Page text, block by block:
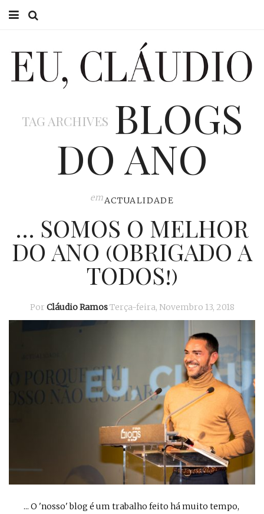
EU CLÁUDIO
EU NA TV
TAG ARCHIVES BLOGS
DO ANO
emACTUALIDADE
… SOMOS O MELHOR
DO ANO (OBRIGADO A
TODOS!)
Por Cláudio RamosTerça-feira, Novembro 13, 2018
... O 'nosso' blog é um trabalho feito há muito tempo,